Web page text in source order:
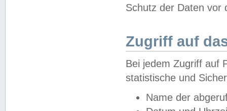
Schutz der Daten vor
Zugriff auf
Bei jedem Zugriff auf
statistische und
Name der